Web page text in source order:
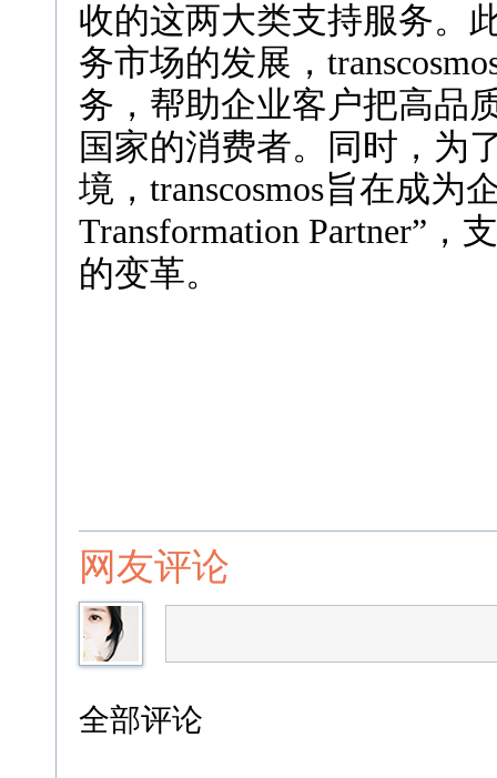
收的这两大类支持服务。
务市场的发展，
务，帮助企业客户把高品
国家的消费者。同时，为
境，transcosmos旨在成为
Transformation Partner”
的变革。
网友评论
全部评论